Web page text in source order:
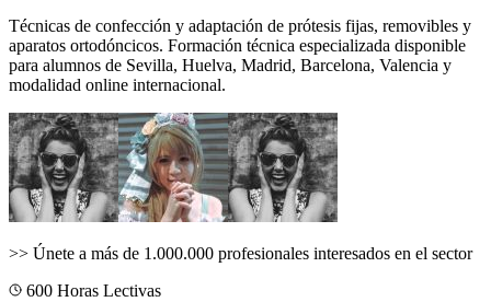
Técnicas de confección y adaptación de prótesis fijas, removibles y
aparatos ortodóncicos. Formación técnica especializada disponible
para alumnos de Sevilla, Huelva, Madrid, Barcelona, Valencia y
modalidad online internacional.
>> Únete a más de 1.000.000 profesionales interesados en el sector
600 Horas Lectivas